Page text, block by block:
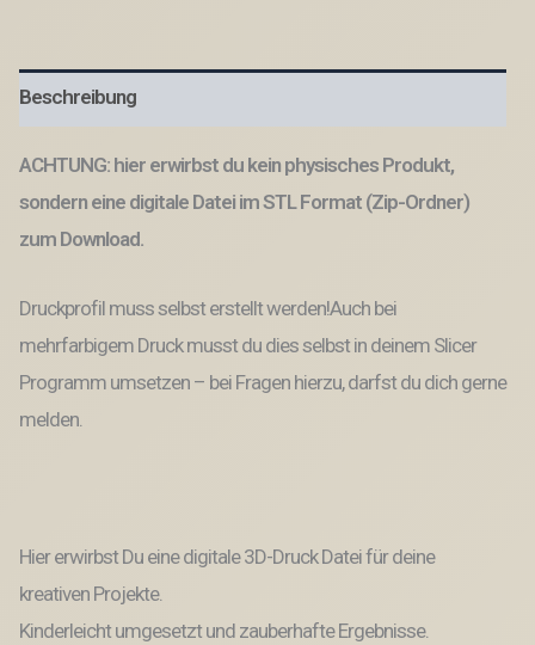
Glaube
Liebe
schlicht
Geschenkanhänger
Hoop
3D-
Datei
Druck
Vorlage
Beschreibung
ACHTUNG: hier erwirbst du kein physisches Produkt,
sondern eine digitale Datei im STL Format (Zip-Ordner)
zum Download.
Druckprofil muss selbst erstellt werden!Auch bei
mehrfarbigem Druck musst du dies selbst in deinem Slicer
Programm umsetzen – bei Fragen hierzu, darfst du dich gerne
melden.
Hier erwirbst Du eine digitale 3D-Druck Datei für deine
kreativen Projekte.
Kinderleicht umgesetzt und zauberhafte Ergebnisse.